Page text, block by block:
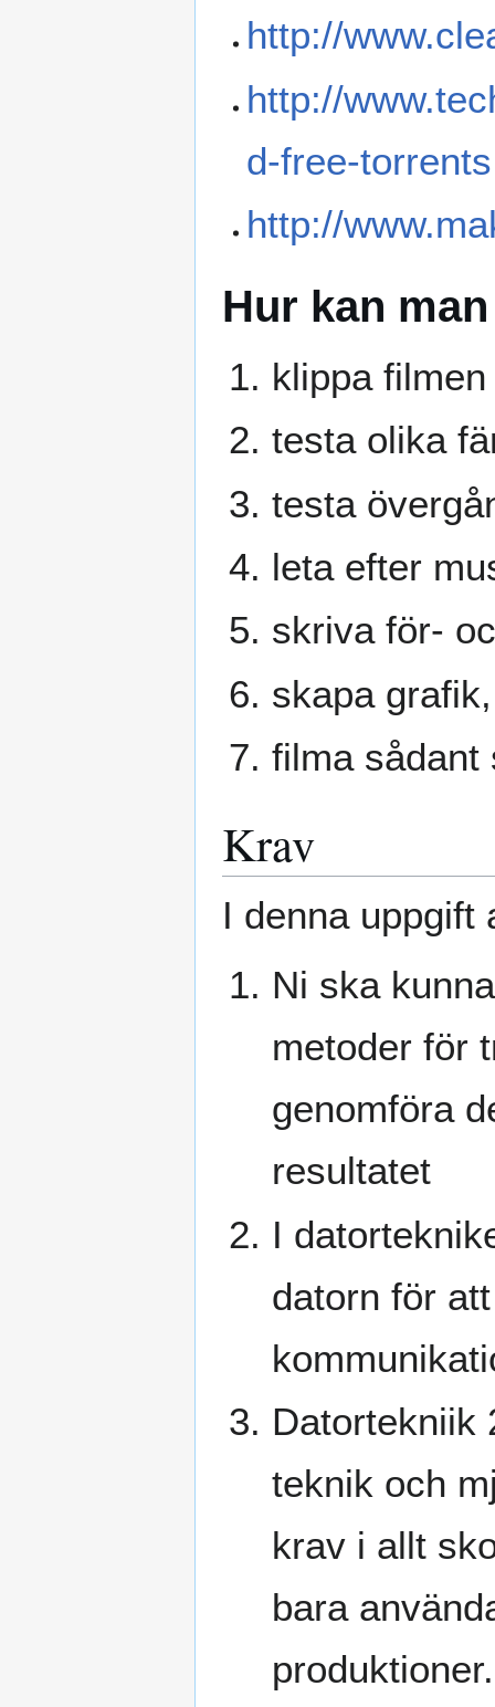
http://
http://
d-free-
http://
Hur kan
klippa
testa olika
testa
leta efter
skriva för-
skapa
filma sådant
Krav
I denna uppgift
Ni ska
metoder för
genomföra
resultatet
I
datorn för
Datortekniik
teknik och
krav i allt
bara